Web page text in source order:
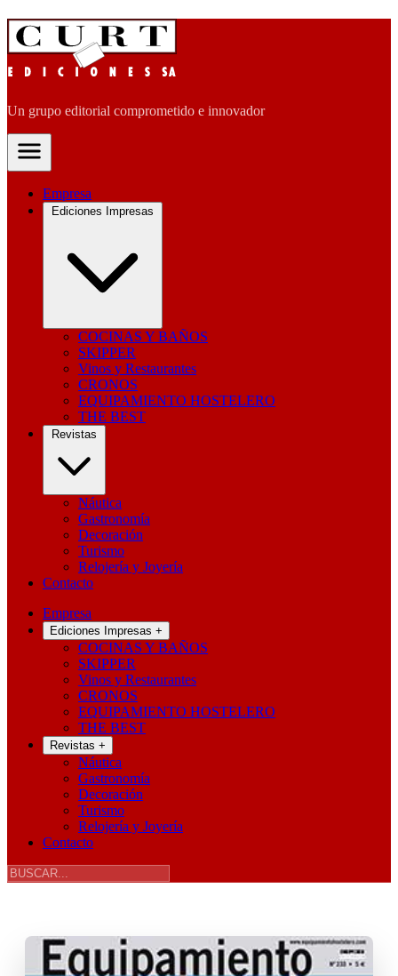
Un grupo editorial comprometido e innovador
Empresa
Ediciones Impresas
COCINAS Y BAÑOS
SKIPPER
Vinos y Restaurantes
CRONOS
EQUIPAMIENTO HOSTELERO
THE BEST
Revistas
Náutica
Gastronomía
Decoración
Turismo
Relojería y Joyería
Contacto
Empresa
Ediciones Impresas +
COCINAS Y BAÑOS
SKIPPER
Vinos y Restaurantes
CRONOS
EQUIPAMIENTO HOSTELERO
THE BEST
Revistas +
Náutica
Gastronomía
Decoración
Turismo
Relojería y Joyería
Contacto